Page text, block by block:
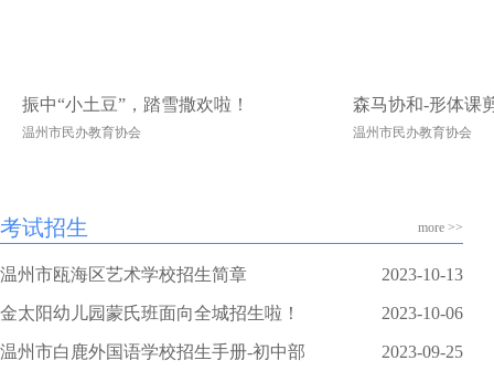
振中“小土豆”，踏雪撒欢啦！
温州市民办教育协会
森马协和-形体课
温州市民办教育协会
考试招生 more >>
温州市瓯海区艺术学校招生简章 2023-10-13
金太阳幼儿园蒙氏班面向全城招生啦！ 2023-10-06
温州市白鹿外国语学校招生手册-初中部 2023-09-25